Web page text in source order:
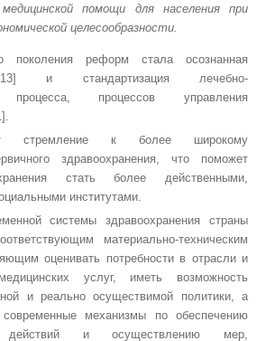
медицинской помощи для населения при
целесообразности.
поколения реформ стала осознанная
[13] и стандартизация лечебно-
процесса, процессов управления
стремление к более широкому
здравоохранения, что поможет
стать более действенными,
институтами.
системы здравоохранения страны
материально-техническим
оценивать потребности в отрасли и
услуг, иметь возможность
и реально осуществимой политики, а
современные механизмы по обеспечению
действий и осуществлению мер,